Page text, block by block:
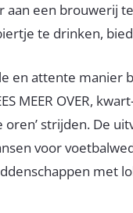
een brouwerij
te drinken,
en attente manier
MEER OVER,
strijden. De
voor
met